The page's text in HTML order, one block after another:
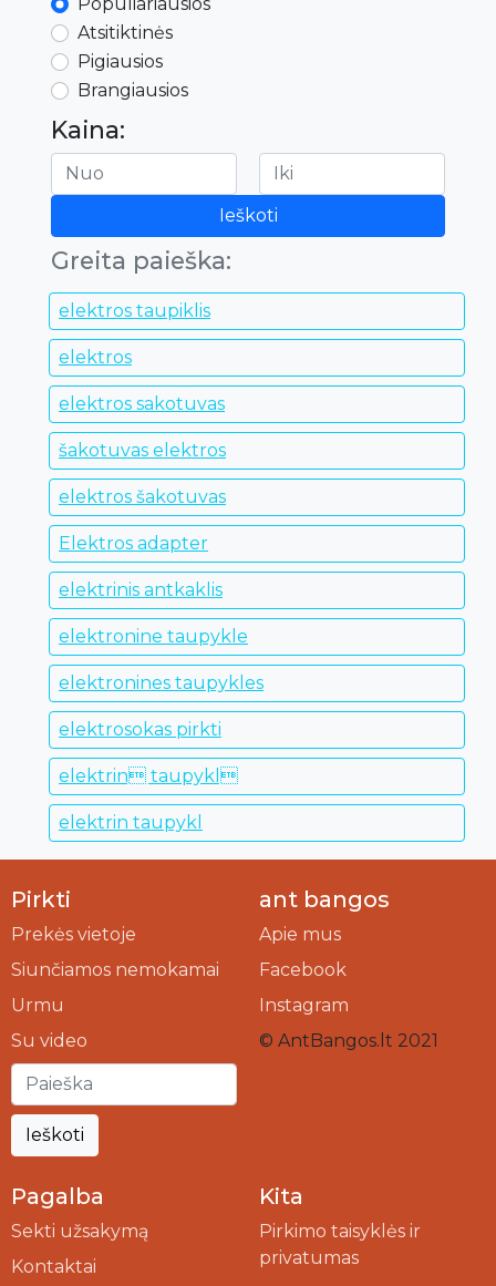
Atsitiktinės
Pigiausios
Brangiausios
Kaina:
Ieškoti
Greita paieška:
elektros taupiklis
elektros
elektros sakotuvas
šakotuvas elektros
elektros šakotuvas
Elektros adapter
elektrinis antkaklis
elektronine taupykle
elektronines taupykles
elektrosokas pirkti
elektrin taupykl
elektrin taupykl
Pirkti
Prekės vietoje
Siunčiamos nemokamai
Urmu
Su video
Ieškoti
ant bangos
Apie mus
Facebook
Instagram
© AntBangos.lt 2021
Pagalba
Sekti užsakymą
Kontaktai
Kita
Pirkimo taisyklės ir
privatumas